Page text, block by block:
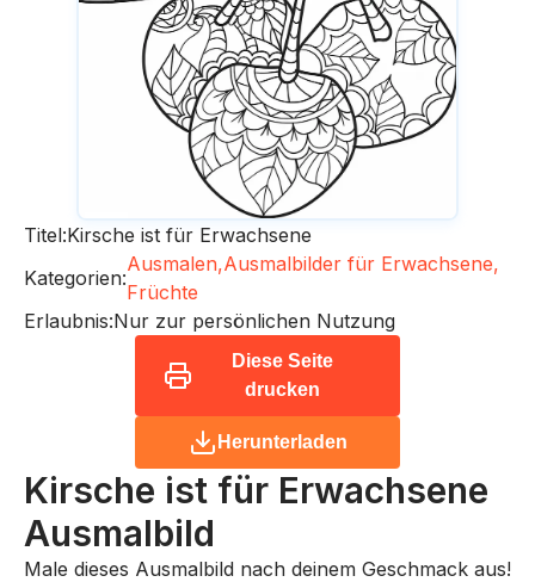
Titel:Kirsche ist für Erwachsene
Kategorien:
Ausmalen,Ausmalbilder für Erwachsene,
Früchte
Erlaubnis:Nur zur persönlichen Nutzung
Diese Seite
drucken
Herunterladen
Kirsche ist für Erwachsene
Ausmalbild
Male dieses Ausmalbild nach deinem Geschmack aus!